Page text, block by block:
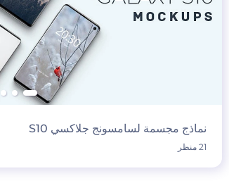
نماذج مجسمة لسامسونج جلاكسي S10
21 منظر